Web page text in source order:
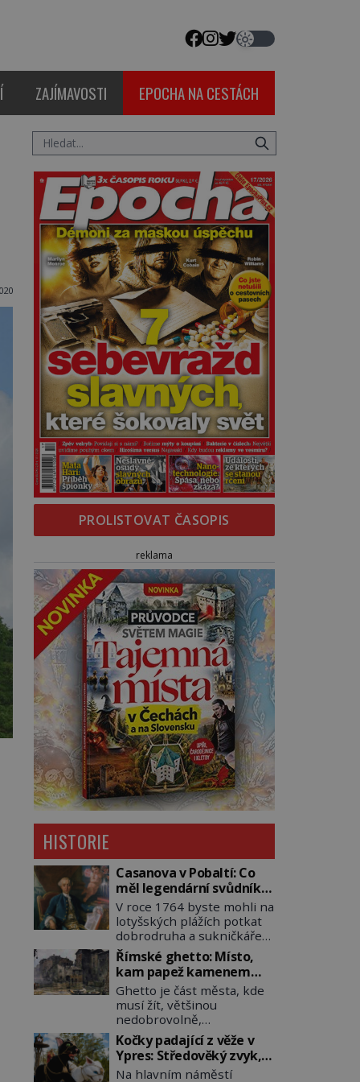
ZAJÍMAVOSTI EPOCHA NA CESTÁCH
PROLISTOVAT ČASOPIS
reklama
HISTORIE
Casanova v Pobaltí: Co
měl legendární svůdník
společného se
svobodnými zednáři?
V roce 1764 byste mohli na
lotyšských plážích potkat
dobrodruha a sukničkáře
Giacoma Casanovu. Jeho
cesta k Baltskému moři
však nebyla turistickým
výletem, ale ryze pracovní
cestou se zištnými úmysly.
Jaký cíl Casanova sledoval,
když se například
procházel uličkami
lotyšské Rigy? Casanova
Římské ghetto: Místo,
kam papež kamenem
dohodil
Ghetto je část města, kde
musí žít, většinou
nedobrovolně,
náboženská, rasová nebo
národnostní menšina
obyvatel. Bohaté
historické zkušenosti mají
Kočky padající z věže v
Ypres: Středověký zvyk,
který dodnes budí
Na hlavním náměstí